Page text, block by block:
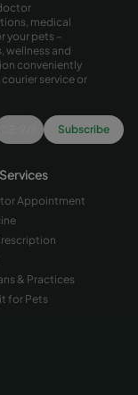
medical
your pets –
wellness and
conveniently
service or
Subscribe
Appointment
& Practices
for Pets